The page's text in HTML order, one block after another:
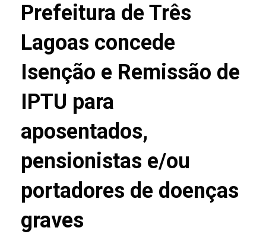
Prefeitura de Três
Lagoas concede
Isenção e Remissão de
IPTU para
aposentados,
pensionistas e/ou
portadores de doenças
graves